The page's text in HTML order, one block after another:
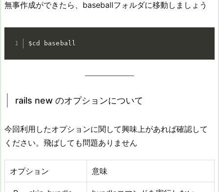
無事作成ができたら、baseballフォルダに移動しましょう
$cd baseball
rails new のオプションについて
今回利用したオプションに関して興味上があれば確認して
ください。飛ばしても問題ありません
オプション 意味